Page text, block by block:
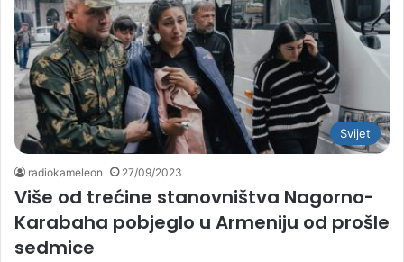
Svijet
radiokameleon 27/09/2023
Više od trećine stanovništva Nagorno-
Karabaha pobjeglo u Armeniju od prošle
sedmice